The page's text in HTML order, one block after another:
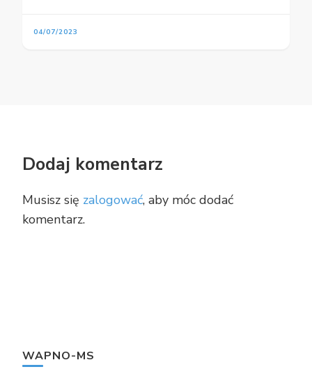
04/07/2023
Dodaj komentarz
Musisz się zalogować, aby móc dodać
komentarz.
WAPNO-MS